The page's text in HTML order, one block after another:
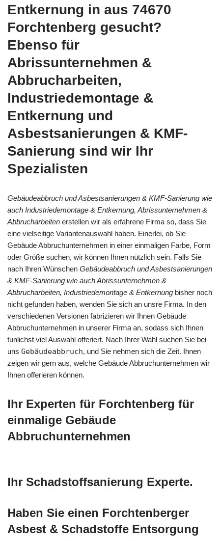
Entkernung in aus 74670
Forchtenberg gesucht?
Ebenso für
Abrissunternehmen &
Abbrucharbeiten,
Industriedemontage &
Entkernung und
Asbestsanierungen & KMF-
Sanierung sind wir Ihr
Spezialisten
Gebäudeabbruch und Asbestsanierungen & KMF-Sanierung wie
auch Industriedemontage & Entkernung, Abrissunternehmen &
Abbrucharbeiten erstellen wir als erfahrene Firma so, dass Sie
eine vielseitige Variantenauswahl haben. Einerlei, ob Sie
Gebäude Abbruchunternehmen in einer einmaligen Farbe, Form
oder Größe suchen, wir können Ihnen nützlich sein. Falls Sie
nach Ihren Wünschen Gebäudeabbruch und Asbestsanierungen
& KMF-Sanierung wie auch Abrissunternehmen &
Abbrucharbeiten, Industriedemontage & Entkernung bisher noch
nicht gefunden haben, wenden Sie sich an unsre Firma. In den
verschiedenen Versionen fabrizieren wir Ihnen Gebäude
Abbruchunternehmen in unserer Firma an, sodass sich Ihnen
tunlichst viel Auswahl offeriert. Nach Ihrer Wahl suchen Sie bei
uns Gebäudeabbruch, und Sie nehmen sich die Zeit. Ihnen
zeigen wir gern aus, welche Gebäude Abbruchunternehmen wir
Ihnen offerieren können.
Ihr Experten für Forchtenberg für
einmalige Gebäude
Abbruchunternehmen
Ihr Schadstoffsanierung Experte.
Haben Sie einen Forchtenberger
Asbest & Schadstoffe Entsorgung